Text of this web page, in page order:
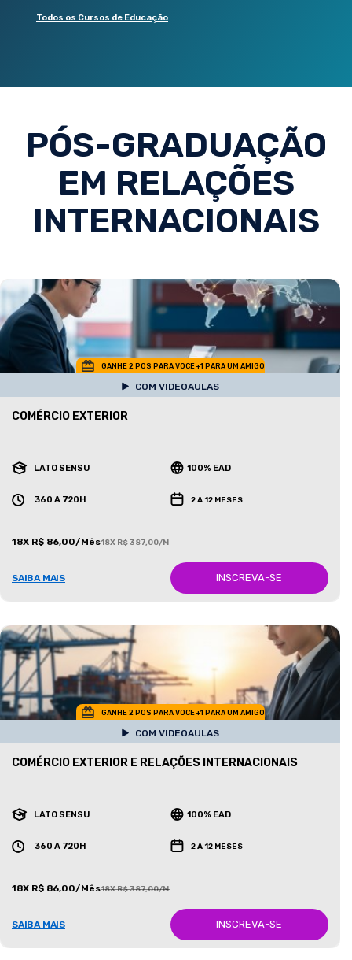
Todos os Cursos de Educação
PÓS-GRADUAÇÃO
EM RELAÇÕES
INTERNACIONAIS
GANHE 2 POS PARA VOCE +1 PARA UM AMIGO
COM VIDEOAULAS
COMÉRCIO EXTERIOR
LATO SENSU 100% EAD
360 A 720H 2 A 12 MESES
18X R$ 86,00/Mês18X R$ 387,00/Mês
SAIBA MAIS INSCREVA-SE
GANHE 2 POS PARA VOCE +1 PARA UM AMIGO
COM VIDEOAULAS
COMÉRCIO EXTERIOR E RELAÇÕES INTERNACIONAIS
LATO SENSU 100% EAD
360 A 720H 2 A 12 MESES
18X R$ 86,00/Mês18X R$ 387,00/Mês
SAIBA MAIS INSCREVA-SE